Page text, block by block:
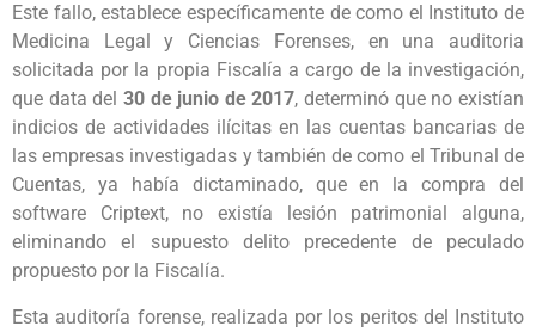
Este fallo, establece específicamente de como el Instituto de
Medicina Legal y Ciencias Forenses, en una auditoria
solicitada por la propia Fiscalía a cargo de la investigación,
que data del 30 de junio de 2017, determinó que no existían
indicios de actividades ilícitas en las cuentas bancarias de
las empresas investigadas y también de como el Tribunal de
Cuentas, ya había dictaminado, que en la compra del
software Criptext, no existía lesión patrimonial alguna,
eliminando el supuesto delito precedente de peculado
propuesto por la Fiscalía.
Esta auditoría forense, realizada por los peritos del Instituto